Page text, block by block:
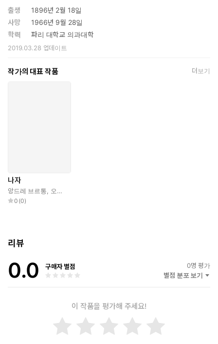
출생
1896년 2월 18일
사망
1966년 9월 28일
학력
파리 대학교 의과대학
2019.03.28 업데이트
작가의 대표 작품 더보기
나자
앙드레 브르통, 오생근
0 (0)
리뷰
0.0 구매자 별점 0명 평가
별점 분포 보기
이 작품을 평가해 주세요!